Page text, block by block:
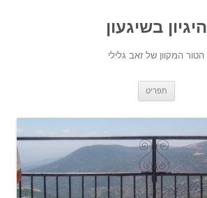
היגיון בשיגעון
הטור המקוון של זאב גלילי
תפריט